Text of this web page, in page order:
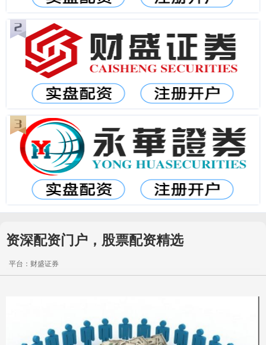
资深配资门户，股票配资精选
平台：财盛证券